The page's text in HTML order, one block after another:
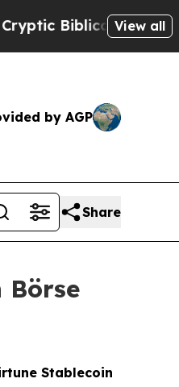
Messages on Social
View all
by AGP
Share
Stablecoin